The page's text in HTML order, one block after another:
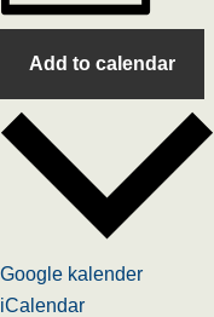
Add to calendar
Google kalender
iCalendar